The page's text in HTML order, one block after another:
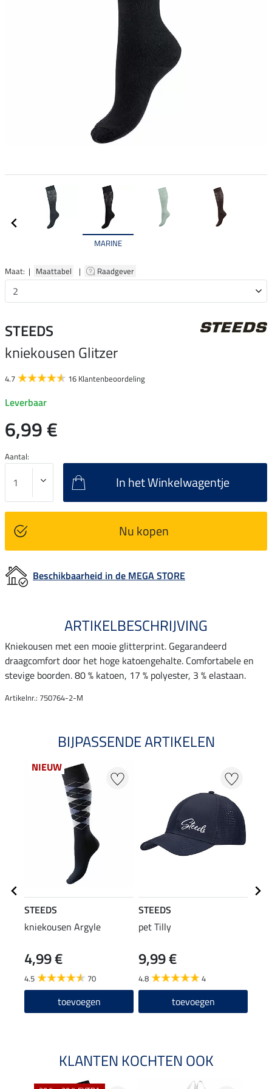
MARINE
Maat: | Maattabel | Raadgever
STEEDS
kniekousen Glitzer
4.7 16 Klantenbeoordeling
Leverbaar
6,99 €
Aantal:
In het Winkelwagentje
Nu kopen
Beschikbaarheid in de MEGA STORE
ARTIKELBESCHRIJVING
Kniekousen met een mooie glitterprint. Gegarandeerd
draagcomfort door het hoge katoengehalte. Comfortabele en
stevige boorden. 80 % katoen, 17 % polyester, 3 % elastaan.
Artikelnr.: 750764-2-M
BIJPASSENDE ARTIKELEN
NIEUW
STEEDS
kniekousen Argyle
4,99 €
4.5 70
toevoegen
STEEDS
pet Tilly
9,99 €
4.8 4
toevoegen
KLANTEN KOCHTEN OOK